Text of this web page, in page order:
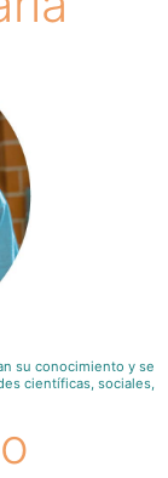
su conocimiento y se
científicas, sociales,